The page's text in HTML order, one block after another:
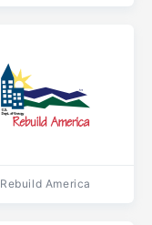
Rebuild America